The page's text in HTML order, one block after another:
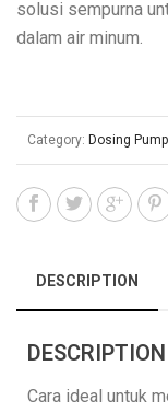
solusi sempurna
dalam air minum.
Category: Dosing
DESCRIPTION
DESCRIPTION
Cara ideal untuk